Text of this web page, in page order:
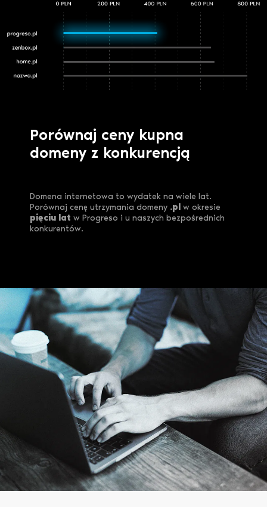
Porównaj ceny kupna
domeny z konkurencją
Domena internetowa to wydatek na wiele lat.
Porównaj cenę utrzymania domeny .pl w okresie
pięciu lat w Progreso i u naszych bezpośrednich
konkurentów.